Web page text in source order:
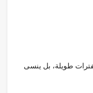
طويلة، بل ينسى